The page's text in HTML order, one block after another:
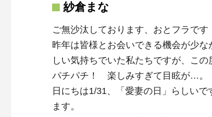
紗倉まな
ご無沙汰しております、おとフラです
昨年は皆様とお会いできる機会が少
しい気持ちでいた私たちですが、こ
パチパチ！ 楽しみすぎて目眩が…。
日にちは1/31、「愛妻の日」らしい
ます。